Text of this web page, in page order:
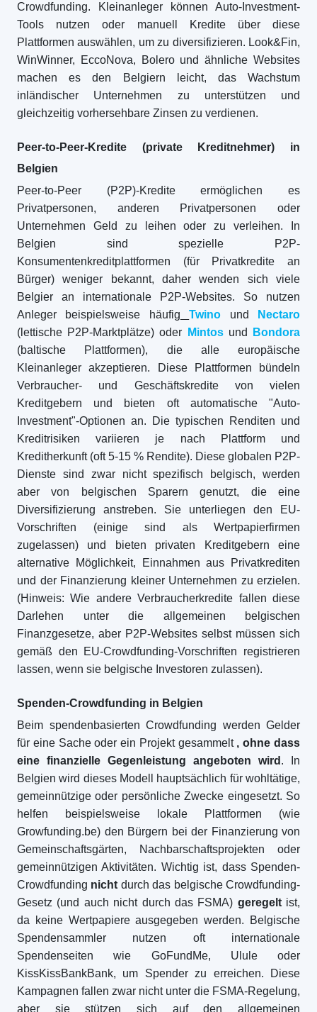
Crowdfunding. Kleinanleger können Auto-Investment-
Tools nutzen oder manuell Kredite über diese
Plattformen auswählen, um zu diversifizieren. Look&Fin,
WinWinner, EccoNova, Bolero und ähnliche Websites
machen es den Belgiern leicht, das Wachstum
inländischer Unternehmen zu unterstützen und
gleichzeitig vorhersehbare Zinsen zu verdienen.
Peer-to-Peer-Kredite (private Kreditnehmer) in
Belgien
Peer-to-Peer (P2P)-Kredite ermöglichen es
Privatpersonen, anderen Privatpersonen oder
Unternehmen Geld zu leihen oder zu verleihen. In
Belgien sind spezielle P2P-
Konsumentenkreditplattformen (für Privatkredite an
Bürger) weniger bekannt, daher wenden sich viele
Belgier an internationale P2P-Websites. So nutzen
Anleger beispielsweise häufig
Twino und
Nectaro
(lettische P2P-Marktplätze) oder
Mintosund
Bondora
(baltische Plattformen), die alle europäische
Kleinanleger akzeptieren. Diese Plattformen bündeln
Verbraucher- und Geschäftskredite von vielen
Kreditgebern und bieten oft automatische "Auto-
Investment"-Optionen an. Die typischen Renditen und
Kreditrisiken variieren je nach Plattform und
Kreditherkunft (oft 5-15 % Rendite). Diese globalen P2P-
Dienste sind zwar nicht spezifisch belgisch, werden
aber von belgischen Sparern genutzt, die eine
Diversifizierung anstreben. Sie unterliegen den EU-
Vorschriften (einige sind als Wertpapierfirmen
zugelassen) und bieten privaten Kreditgebern eine
alternative Möglichkeit, Einnahmen aus Privatkrediten
und der Finanzierung kleiner Unternehmen zu erzielen.
(Hinweis: Wie andere Verbraucherkredite fallen diese
Darlehen unter die allgemeinen belgischen
Finanzgesetze, aber P2P-Websites selbst müssen sich
gemäß den EU-Crowdfunding-Vorschriften registrieren
lassen, wenn sie belgische Investoren zulassen).
Spenden-Crowdfunding in Belgien
Beim spendenbasierten Crowdfunding werden Gelder
für eine Sache oder ein Projekt gesammelt , ohne dass
eine finanzielle Gegenleistung angeboten wird . In
Belgien wird dieses Modell hauptsächlich für wohltätige,
gemeinnützige oder persönliche Zwecke eingesetzt. So
helfen beispielsweise lokale Plattformen (wie
Growfunding.be) den Bürgern bei der Finanzierung von
Gemeinschaftsgärten, Nachbarschaftsprojekten oder
gemeinnützigen Aktivitäten. Wichtig ist, dass Spenden-
Crowdfunding nicht durch das belgische Crowdfunding-
Gesetz (und auch nicht durch das FSMA) geregeltist,
da keine Wertpapiere ausgegeben werden. Belgische
Spendensammler nutzen oft internationale
Spendenseiten wie GoFundMe, Ulule oder
KissKissBankBank, um Spender zu erreichen. Diese
Kampagnen fallen zwar nicht unter die FSMA-Regelung,
aber sie stützen sich auf den allgemeinen